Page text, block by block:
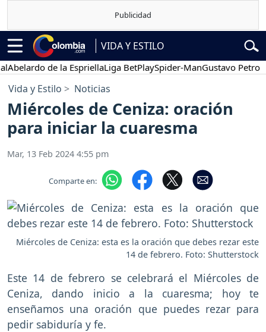
VIDA Y ESTILO
de la EspriellaLiga BetPlaySpider-ManGustavo Petro
Vida y Estilo Noticias
Miércoles de Ceniza: oración
para iniciar la cuaresma
Mar, 13 Feb 2024 4:55 pm
Comparte en:
Miércoles de Ceniza: esta es la oración que debes rezar este
14 de febrero. Foto: Shutterstock
Este 14 de febrero se celebrará el Miércoles de
Ceniza, dando inicio a la cuaresma; hoy te
enseñamos una oración que puedes rezar para
pedir sabiduría y fe.